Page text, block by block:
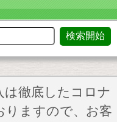
は徹底したコロナ
りますので、お客